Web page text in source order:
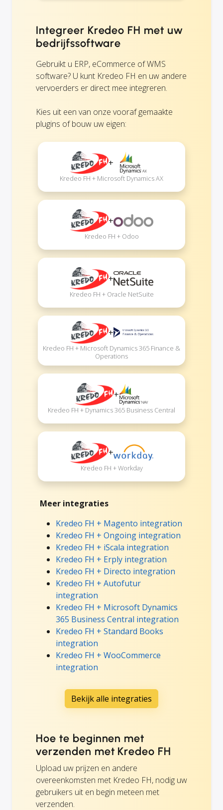
Integreer Kredeo FH met uw
bedrijfssoftware
Gebruikt u ERP, eCommerce of WMS
software? U kunt Kredeo FH en uw andere
vervoerders er direct mee integreren.
Kies uit een van onze vooraf gemaakte
plugins of bouw uw eigen:
+
Kredeo FH + Microsoft Dynamics AX
+
Kredeo FH + Odoo
+
Kredeo FH + Oracle NetSuite
+
Kredeo FH + Microsoft Dynamics 365 Finance &
Operations
+
Kredeo FH + Dynamics 365 Business Central
+
Kredeo FH + Workday
Meer integraties
Kredeo FH + Magento integration
Kredeo FH + Ongoing integration
Kredeo FH + iScala integration
Kredeo FH + Erply integration
Kredeo FH + Directo integration
Kredeo FH + Autofutur
integration
Kredeo FH + Microsoft Dynamics
365 Business Central integration
Kredeo FH + Standard Books
integration
Kredeo FH + WooCommerce
integration
Bekijk alle integraties
Hoe te beginnen met
verzenden met Kredeo FH
Upload uw prijzen en andere
overeenkomsten met Kredeo FH, nodig uw
gebruikers uit en begin meteen met
verzenden.